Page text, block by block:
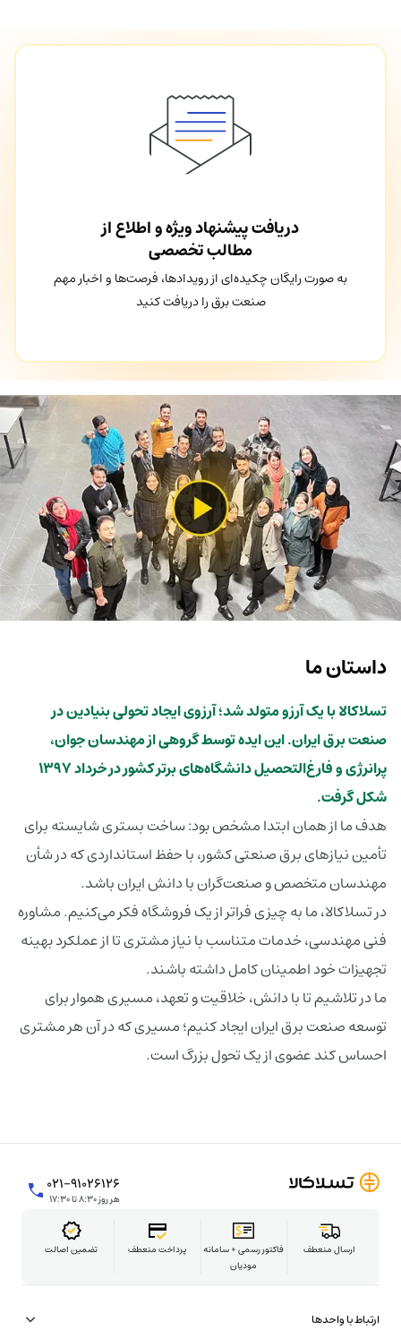
دریافت پیشنهاد ویژه و اطلاع از
مطالب تخصصی
به صورت رایگان چکیده‌ای از رویدادها، فرصت‌ها و اخبار مهم
صنعت برق را دریافت کنید
داستان ما
تسلاکالا با یک آرزو متولد شد؛ آرزوی ایجاد تحولی بنیادین در
صنعت برق ایران. این ایده توسط گروهی از مهندسان جوان،
پرانرژی و فارغ‌التحصیل دانشگاه‌های برتر کشور در خرداد 1397
شکل گرفت.
هدف ما از همان ابتدا مشخص بود: ساخت بستری شایسته برای
تأمین نیازهای برق صنعتی کشور، با حفظ استانداردی که در شأن
مهندسان متخصص و صنعت‌گران با دانش ایران باشد.
در تسلاکالا، ما به چیزی فراتر از یک فروشگاه فکر می‌کنیم. مشاوره
فنی مهندسی، خدمات متناسب با نیاز مشتری تا از عملکرد بهینه
تجهیزات خود اطمینان کامل داشته باشند.
ما در تلاشیم تا با دانش، خلاقیت و تعهد، مسیری هموار برای
توسعه صنعت برق ایران ایجاد کنیم؛ مسیری که در آن هر مشتری
احساس کند عضوی از یک تحول بزرگ است.
۰۲۱-۹۱۰۲۶۱۲۶
هر روز ۸:۳۰ تا ۱۷:۳۰
تضمین اصالت پرداخت منعطف
فاکتور رسمی + سامانه
مودیان
ارسال منعطف
ارتباط با واحدها